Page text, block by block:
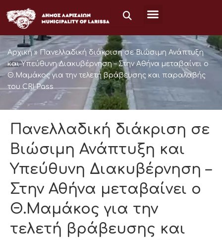
στο
περιεχόμενο
Αρχική »
Πανελλαδική διάκριση σε Βιώσιμη Ανάπτυξη
και Υπεύθυνη Διακυβέρνηση – Στην Αθήνα μεταβαίνει ο
Θ.Μαμάκος για την τελετή βράβευσης και παραλαβής
του CRI Pass
Πανελλαδική διάκριση σε
Βιώσιμη Ανάπτυξη και
Υπεύθυνη Διακυβέρνηση –
Στην Αθήνα μεταβαίνει ο
Θ.Μαμάκος για την
τελετή βράβευσης και